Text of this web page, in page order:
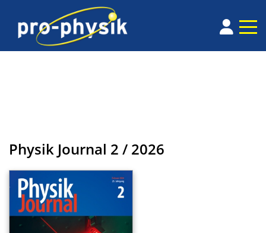
Physik Journal 2 / 2026